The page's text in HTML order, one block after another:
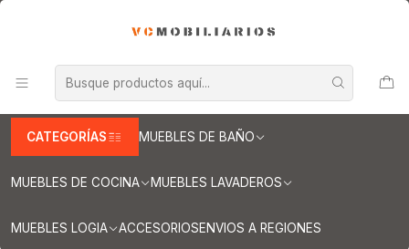
CATEGORÍAS MUEBLES DE BAÑO
MUEBLES DE COCINA MUEBLES LAVADEROS
MUEBLES LOGIA ACCESORIOSENVIOS A REGIONES
Muebles vanitorio aereo - simple
Mueble vanitorios aereo - simple de loza
Mueble vanitorios aereo - simple de